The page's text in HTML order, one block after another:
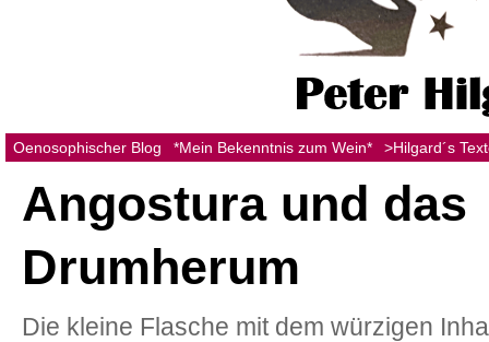
Oenosophischer Blog *Mein Bekenntnis zum Wein* >Hilgard´s
Angostura und das
Drumherum
Die kleine Flasche mit dem würzigen